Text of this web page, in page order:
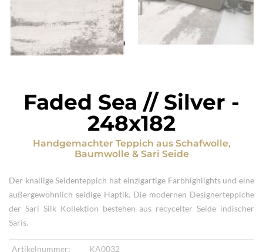
Faded Sea // Silver -
248x182
Handgemachter Teppich aus Schafwolle,
Baumwolle & Sari Seide
Der knallige Seidenteppich hat einzigartige Farbhighlights und eine
außergewöhnlich seidige Haptik. Die modernen Designerteppiche
der Sari Silk Kollektion bestehen aus recycelter Seide indischer
Saris.
Artikelnummer:
KA0032